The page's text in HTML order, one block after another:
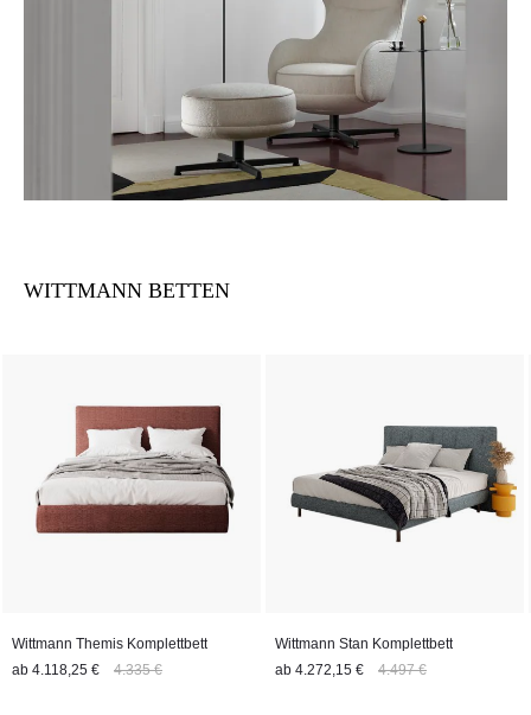
WITTMANN BETTEN
Wittmann Themis Komplettbett
ab 4.118,25 € 4.335 €
Wittmann Stan Komplettbett
ab 4.272,15 € 4.497 €